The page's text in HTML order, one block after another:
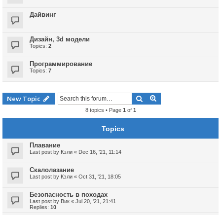
Дайвинг
Дизайн, 3d модели
Topics: 2
Программирование
Topics: 7
New Topic Search
8 topics • Page 1 of 1
Topics
Плавание
Last post by Кэли « Dec 16, '21, 11:14
Скалолазание
Last post by Кэли « Oct 31, '21, 18:05
Безопасность в походах
Last post by Вик « Jul 20, '21, 21:41
Replies: 10